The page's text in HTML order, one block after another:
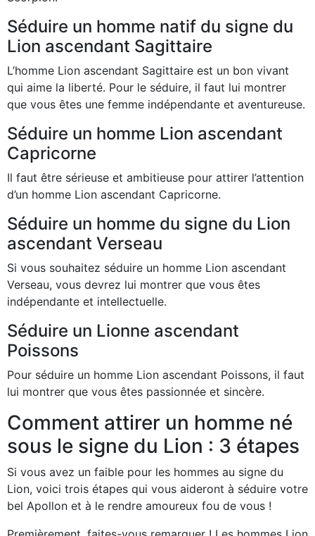
Séduire un homme natif du signe du
Lion ascendant Sagittaire
L’homme Lion ascendant Sagittaire est un bon vivant
qui aime la liberté. Pour le séduire, il faut lui montrer
que vous êtes une femme indépendante et aventureuse.
Séduire un homme Lion ascendant
Capricorne
Il faut être sérieuse et ambitieuse pour attirer l’attention
d’un homme Lion ascendant Capricorne.
Séduire un homme du signe du Lion
ascendant Verseau
Si vous souhaitez séduire un homme Lion ascendant
Verseau, vous devrez lui montrer que vous êtes
indépendante et intellectuelle.
Séduire un Lionne ascendant
Poissons
Pour séduire un homme Lion ascendant Poissons, il faut
lui montrer que vous êtes passionnée et sincère.
Comment attirer un homme né
sous le signe du Lion : 3 étapes
Si vous avez un faible pour les hommes au signe du
Lion, voici trois étapes qui vous aideront à séduire votre
bel Apollon et à le rendre amoureux fou de vous !